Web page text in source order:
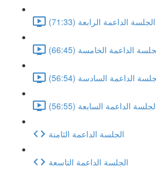
الجلسة الداعمة الرابعة (71:33)
الداعمة الخامسة (66:45)
الداعمة السادسة (56:54)
الداعمة السابعة (56:55)
الجلسة الداعمة الثامنة
الجلسة الداعمة التاسعة